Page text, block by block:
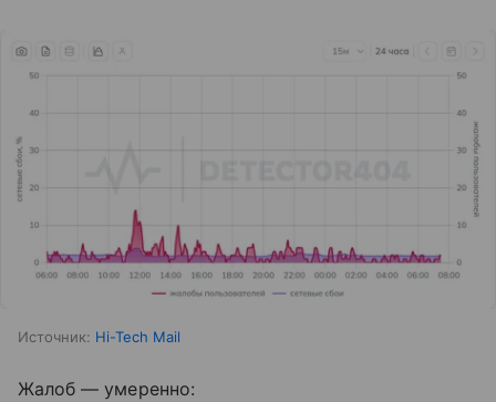
Источник: Hi-Tech Mail
Жалоб — умеренно: